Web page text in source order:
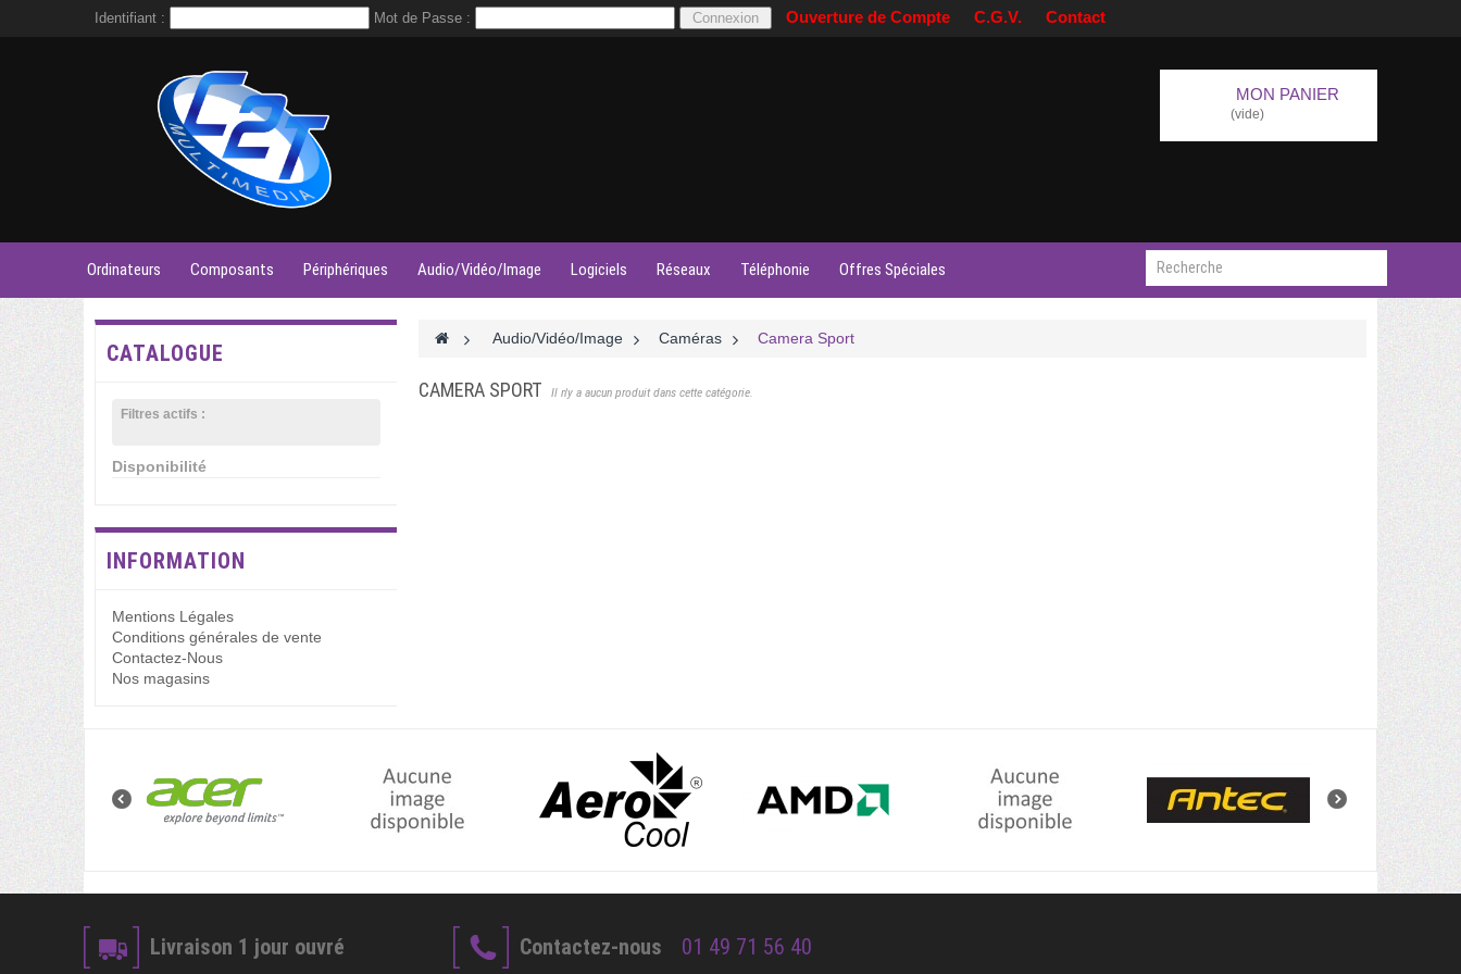
Identifiant : Mot de Passe : Ouverture de Compte C.G.V. Contact
MON PANIER
(vide)
Ordinateurs Composants Périphériques Audio/Vidéo/Image Logiciels Réseaux Téléphonie Offres Spéciales
CATALOGUE
Filtres actifs :
Disponibilité
INFORMATION
Mentions Légales
Conditions générales de vente
Contactez-Nous
Nos magasins
> Audio/Vidéo/Image > Caméras > Camera Sport
CAMERA SPORT Il n'y a aucun produit dans cette catégorie.
Livraison 1 jour ouvré Contactez-nous 01 49 71 56 40